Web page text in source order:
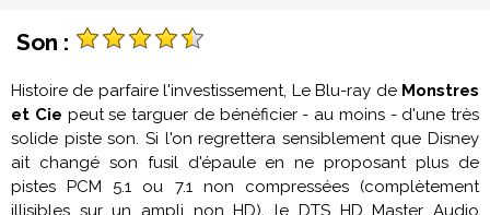
Son :
Histoire de parfaire l'investissement, Le Blu-ray de Monstres
et Cie peut se targuer de bénéficier - au moins - d'une très
solide piste son. Si l'on regrettera sensiblement que Disney
ait changé son fusil d'épaule en ne proposant plus de
pistes PCM 5.1 ou 7.1 non compressées (complètement
illisibles sur un ampli non HD), le DTS HD Master Audio